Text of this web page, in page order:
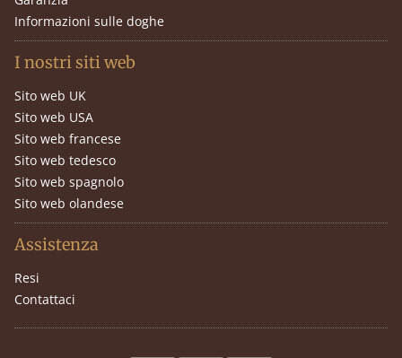
Informazioni sulle doghe
I nostri siti web
Sito web UK
Sito web USA
Sito web francese
Sito web tedesco
Sito web spagnolo
Sito web olandese
Assistenza
Resi
Contattaci